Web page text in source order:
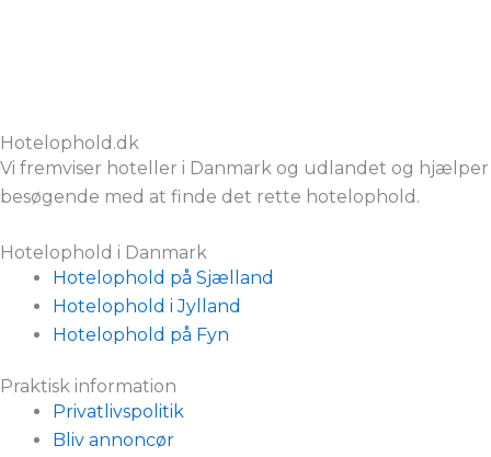
Hotelophold.dk
Vi fremviser hoteller i Danmark og udlandet og hjælper
besøgende med at finde det rette hotelophold.
Hotelophold i Danmark
Hotelophold på Sjælland
Hotelophold i Jylland
Hotelophold på Fyn
Praktisk information
Privatlivspolitik
Bliv annoncør